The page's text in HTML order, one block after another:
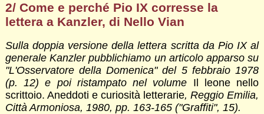
2/ Come e perché Pio IX corresse la
lettera a Kanzler, di Nello Vian
Sulla doppia versione della lettera scritta da Pio IX al
generale Kanzler pubblichiamo un articolo apparso su
"L'Osservatore della Domenica" del 5 febbraio 1978
(p. 12) e poi ristampato nel volume Il leone nello
scrittoio. Aneddoti e curiosità letterarie, Reggio Emilia,
Città Armoniosa, 1980, pp. 163-165 ("Graffiti", 15).